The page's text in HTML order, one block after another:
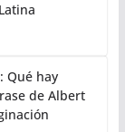
Qué hay
de Albert